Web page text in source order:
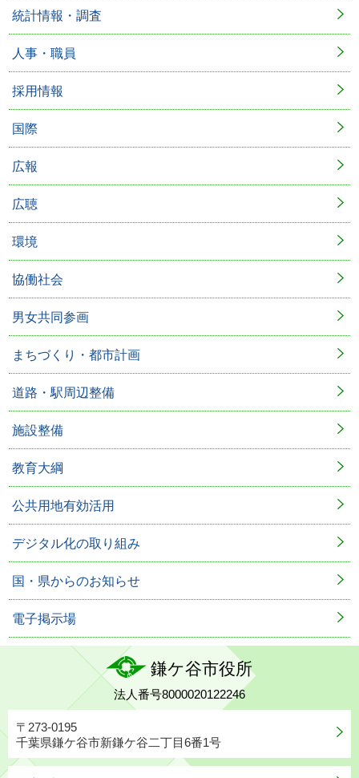
統計情報・調査
人事・職員
採用情報
国際
広報
広聴
環境
協働社会
男女共同参画
まちづくり・都市計画
道路・駅周辺整備
施設整備
教育大綱
公共用地有効活用
デジタル化の取り組み
国・県からのお知らせ
電子掲示場
鎌ケ谷市役所
法人番号8000020122246
〒273-0195
千葉県鎌ケ谷市新鎌ケ谷二丁目6番1号